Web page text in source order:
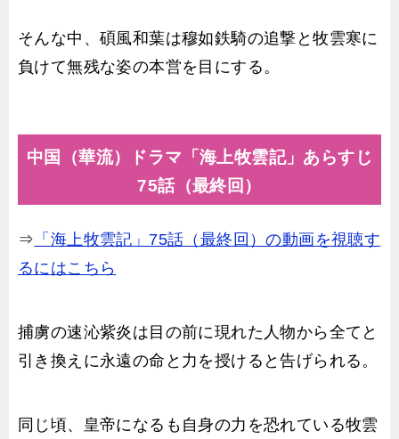
そんな中、碩風和葉は穆如鉄騎の追撃と牧雲寒に
負けて無残な姿の本営を目にする。
中国（華流）ドラマ「海上牧雲記」あらすじ
75話（最終回）
⇒ 「海上牧雲記」75話（最終回）の動画を視聴す
るにはこちら
捕虜の速沁紫炎は目の前に現れた人物から全てと
引き換えに永遠の命と力を授けると告げられる。
同じ頃、皇帝になるも自身の力を恐れている牧雲